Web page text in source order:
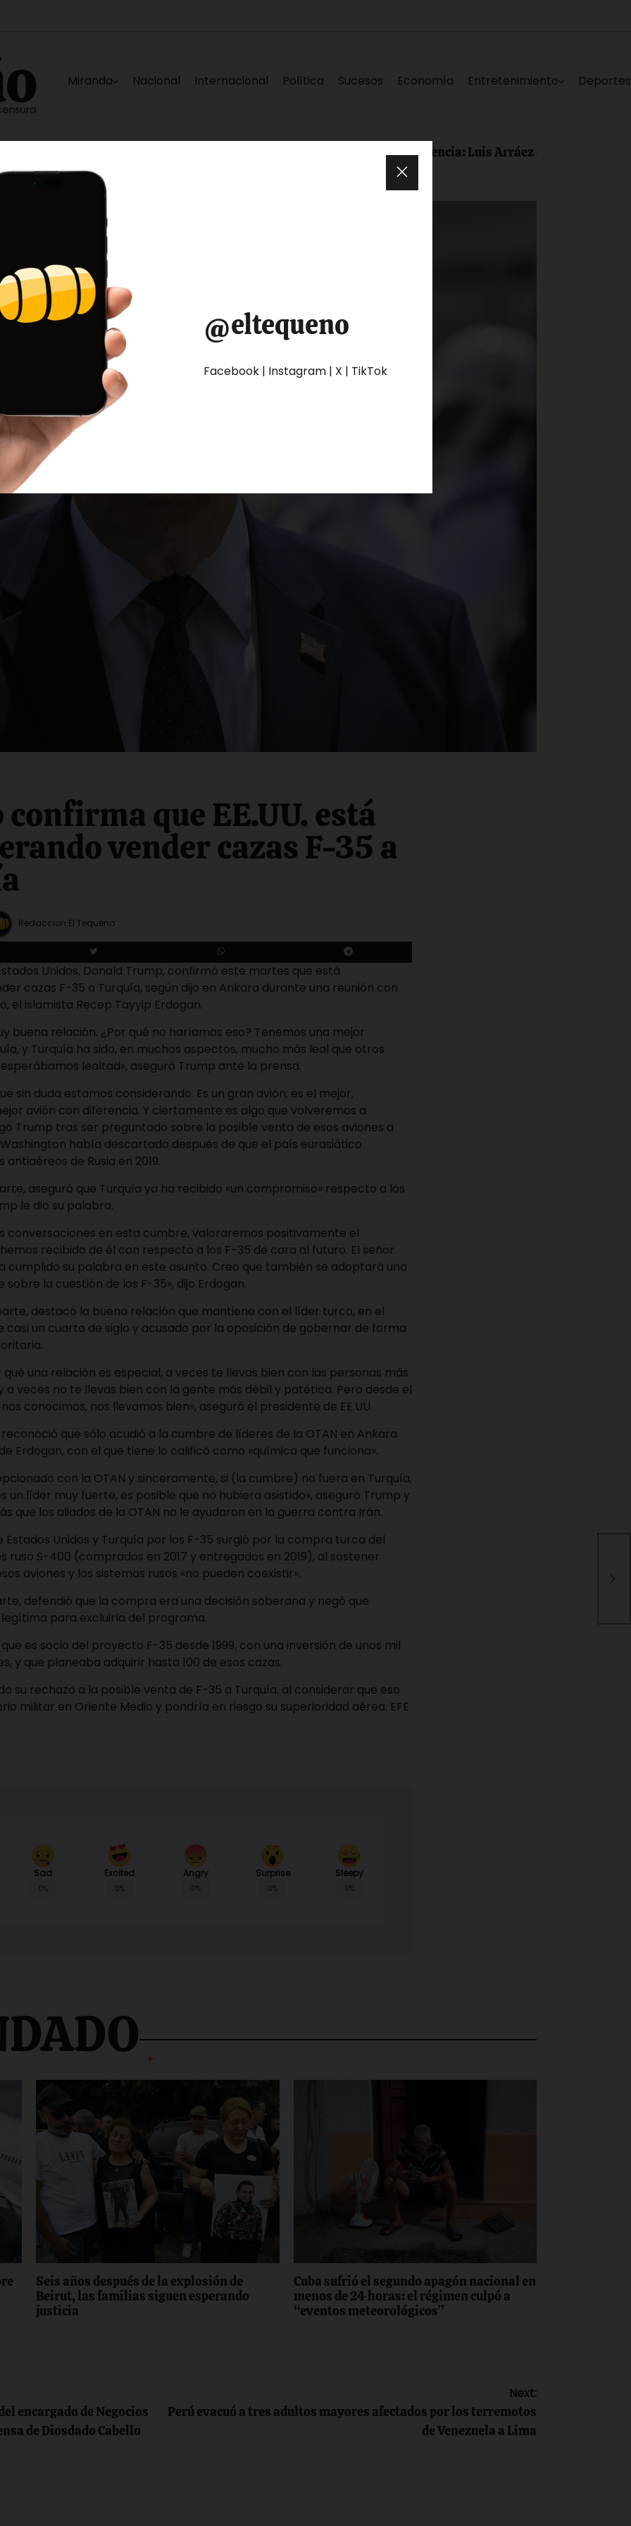
Miranda Nacional Internacional Política Sucesos Economía Entretenimiento Deportes
Victorino Santaella Nuevo equipo, misma consistencia: Luis Arráez conectó dos hit e impulsó
que EE.UU. está
vender cazas F-35 a
Redaccion El Tequeno
Unidos, Donald Trump, confirmó este martes que está
cazas F-35 a Turquía, según dijo en Ankara durante una reunión con
el islamista Recep Tayyip Erdogan.
buena relación. ¿Por qué no haríamos eso? Tenemos una mejor
y Turquía ha sido, en muchos aspectos, mucho más leal que otros
lealtad», aseguró Trump ante la prensa.
sin duda estamos considerando. Es un gran avión; es el mejor,
avión con diferencia. Y ciertamente es algo que volveremos a
Trump tras ser preguntado sobre la posible venta de esos aviones a
había descartado después de que el país eurasiático
de Rusia en 2019.
aseguró que Turquía ya ha recibido «un compromiso» respecto a los
le dio su palabra.
conversaciones en esta cumbre, valoraremos positivamente el
recibido de él con respecto a los F-35 de cara al futuro. El señor
cumplido su palabra en este asunto. Creo que también se adoptará una
la cuestión de los F-35», dijo Erdogan.
destacó la buena relación que mantiene con el líder turco, en el
casi un cuarto de siglo y acusado por la oposición de gobernar de forma
qué una relación es especial, a veces te llevas bien con las personas más
a veces no te llevas bien con la gente más débil y patética. Pero desde el
conocimos, nos llevamos bien», aseguró el presidente de EE.UU.
que sólo acudió a la cumbre de líderes de la OTAN en Ankara
Erdogan, con el que tiene lo calificó como «química que funciona».
con la OTAN y sinceramente, si (la cumbre) no fuera en Turquía,
un líder muy fuerte, es posible que no hubiera asistido», aseguró Trump y
que los aliados de la OTAN no le ayudaron en la guerra contra Irán.
Estados Unidos y Turquía por los F-35 surgió por la compra turca del
ruso S-400 (comprados en 2017 y entregados en 2019), al sostener
aviones y los sistemas rusos «no pueden coexistir».
defendió que la compra era una decisión soberana y negó que
para excluirla del programa.
es socio del proyecto F-35 desde 1999, con una inversión de unos mil
y que planeaba adquirir hasta 100 de esos cazas.
su rechazo a la posible venta de F-35 a Turquía, al considerar que eso
militar en Oriente Medio y pondría en riesgo su superioridad aérea. EFE
Sad
0%
Excited
0%
Angry
0%
Surprise
0%
Sleepy
0%
Seis años después de la explosión de
Beirut, las familias siguen esperando
justicia
Cuba sufrió el segundo apagón nacional en
menos de 24 horas: el régimen culpó a
“eventos meteorológicos”
encargado de Negocios
de Diosdado Cabello
Next:
Perú evacuó a tres adultos mayores afectados por los terremotos
de Venezuela a Lima
@eltequeno
Facebook | Instagram | X | TikTok